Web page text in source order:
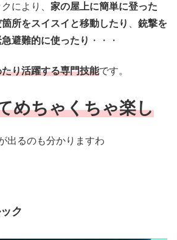
により、 家の屋上に簡単に登った
所をスイスイと移動したり
銃撃を
避難的に使ったり ・・・
り活躍する専門技能です。
めちゃくちゃ楽し
出るのも分かりますわ
ク